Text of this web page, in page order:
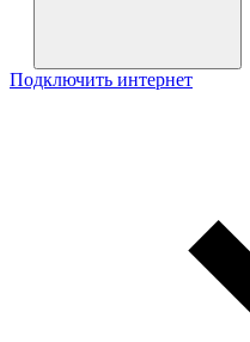
Подключить интернет